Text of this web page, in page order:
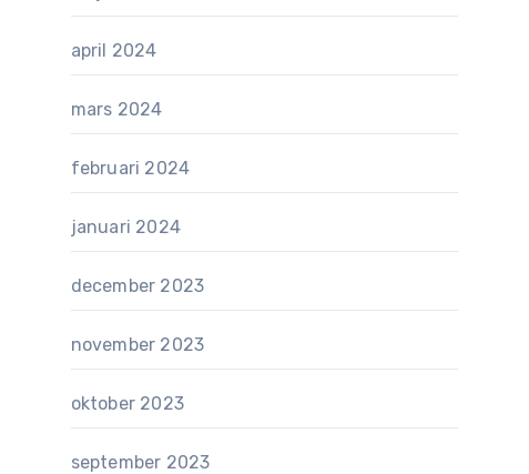
april 2024
mars 2024
februari 2024
januari 2024
december 2023
november 2023
oktober 2023
september 2023